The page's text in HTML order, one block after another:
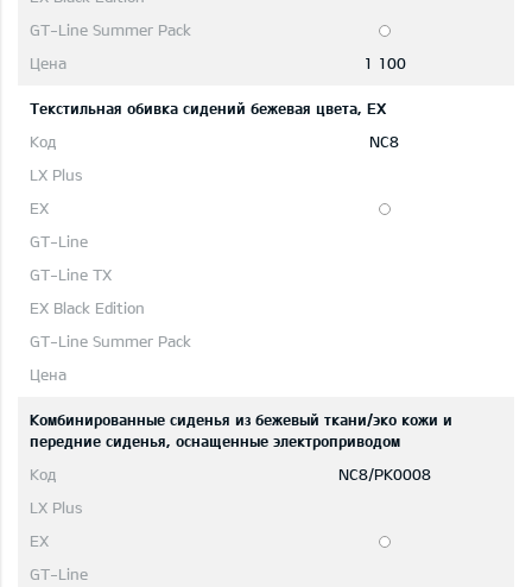
1 100
Текстильная обивка сидений бежевая цвета, EX
NC8
Комбинированные сиденья из бежевый ткани/эко кожи и
передние сиденья, оснащенные электроприводом
NC8/PK0008